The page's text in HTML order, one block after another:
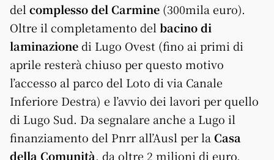
del complesso del Carmine (300mila euro).
Oltre il completamento del bacino di
laminazionedi Lugo Ovest (fino ai primi di
aprile resterà chiuso per questo motivo
l’accesso al parco del Loto di via Canale
Inferiore Destra) e l’avvio dei lavori per quello
di Lugo Sud. Da segnalare anche a Lugo il
finanziamento del Pnrr all’Ausl per la Casa
della Comunità, da oltre 2 milioni di euro.